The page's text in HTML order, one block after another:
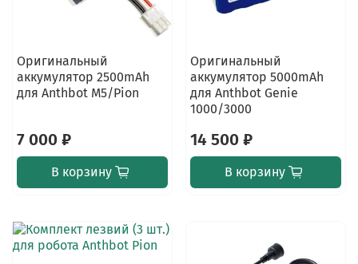
Оригинальный
аккумулятор 2500mAh
для Anthbot M5/Pion
7 000 ₽
В корзину
Оригинальный
аккумулятор 5000mAh
для Anthbot Genie
1000/3000
14 500 ₽
В корзину